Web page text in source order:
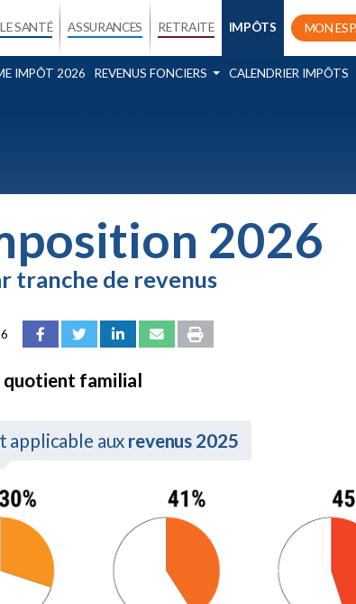
SANTÉ ASSURANCES RETRAITE IMPÔTS MON
IMPÔT 2026 REVENUS FONCIERS CALENDRIER IMPÔTS
2026
tranche de revenus
quotient familial
applicable aux revenus 2025